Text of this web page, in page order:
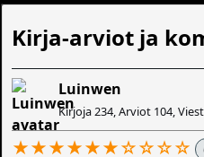
Kirja-arviot ja
Luinwen
Kirjoja 234, Arviot 104,
★★★★★★☆☆☆☆